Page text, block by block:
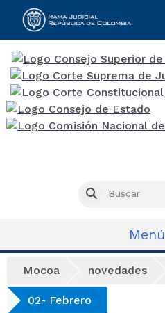
Buscar
Menú
Mocoa novedades
02- Febrero